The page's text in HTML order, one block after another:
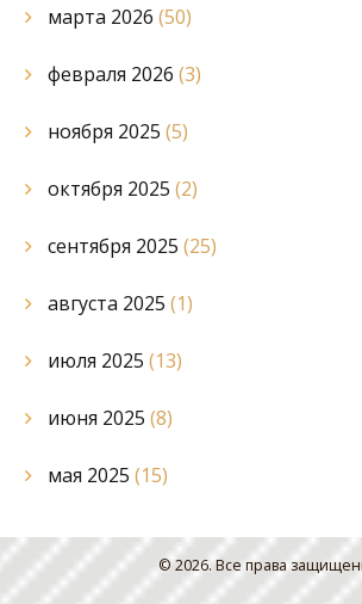
марта 2026 (50)
февраля 2026 (3)
ноября 2025 (5)
октября 2025 (2)
сентября 2025 (25)
августа 2025 (1)
июля 2025 (13)
июня 2025 (8)
мая 2025 (15)
© 2026. Все права